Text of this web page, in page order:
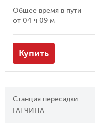
Общее время в пути
от 04 ч 09 м
Купить
Станция пересадки
ГАТЧИНА